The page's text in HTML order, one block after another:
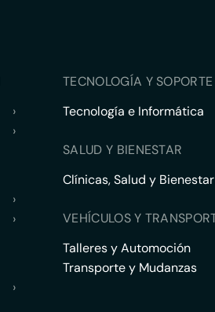
›
›
›
›
›
TECNOLOGÍA Y
Tecnología e Informática
SALUD Y BIENESTAR
Clínicas, Salud y Bienestar
VEHÍCULOS Y
Talleres y Automoción
Transporte y Mudanzas